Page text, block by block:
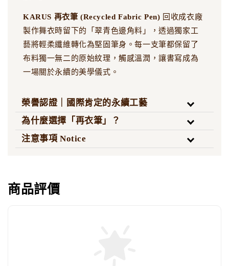
KARUS 再衣筆 (Recycled Fabric Pen) 回收成衣廠
製作舞衣時留下的「翠青色邊角料」，透過獨家工
藝將輕柔纖維轉化為堅固筆身。每一支筆都保留了
布料獨一無二的原始紋理，觸感溫潤，讓書寫成為
一場關於永續的美學儀式。
榮譽認證｜國際肯定的永續工藝
為什麼選擇「再衣筆」？
注意事項 Notice
商品評價